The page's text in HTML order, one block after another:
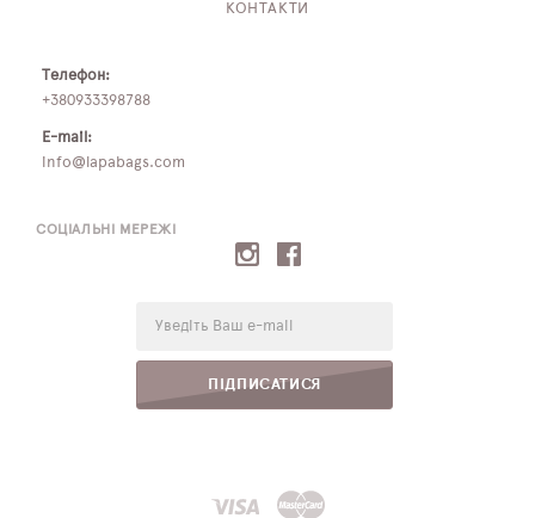
СОЦІАЛЬНІ МЕРЕЖІ
ПІДПИСАТИСЯ
КОНТАКТИ
Телефон:
+380933398788
E-mail:
info@lapabags.com